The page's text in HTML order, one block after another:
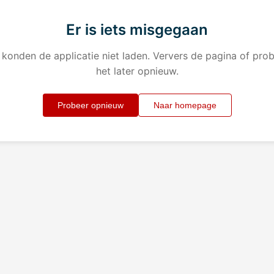
Er is iets misgegaan
konden de applicatie niet laden. Ververs de pagina of
het later opnieuw.
Probeer opnieuw Naar homepage